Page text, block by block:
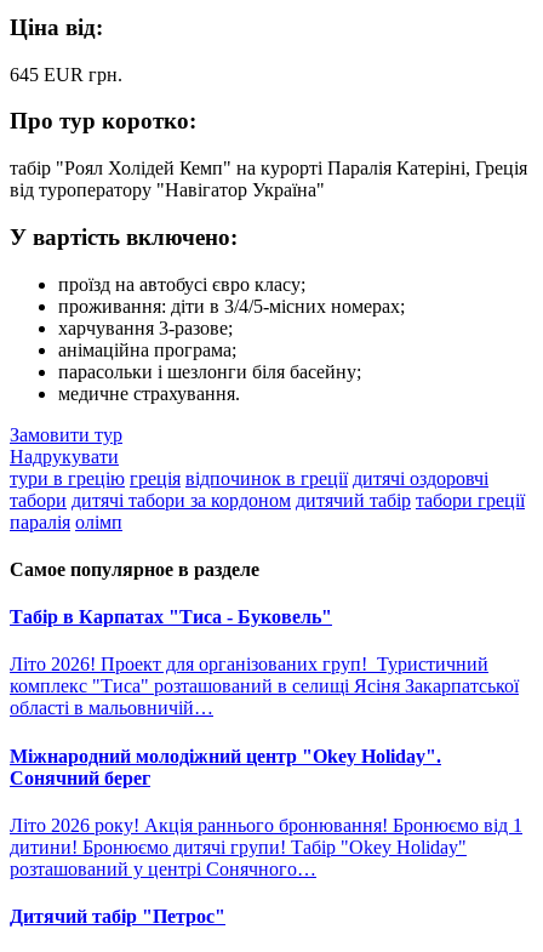
Ціна від:
645 EUR грн.
Про тур коротко:
табір "Роял Холідей Кемп" на курорті Паралія Катеріні, Греція
від туроператору "Навігатор Україна"
У вартість включено:
проїзд на автобусі євро класу;
проживання: діти в 3/4/5-місних номерах;
харчування 3-разове;
анімаційна програма;
парасольки і шезлонги біля басейну;
медичне страхування.
Замовити тур
Надрукувати
тури в грецію греція відпочинок в греції дитячі оздоровчі
табори дитячі табори за кордоном дитячий табір табори греції
паралія олімп
Самое популярное в разделе
Табір в Карпатах "Тиса - Буковель"
Літо 2026! Проект для організованих груп! Туристичний
комплекс "Тиса" розташований в селищі Ясіня Закарпатської
області в мальовничій…
Міжнародний молодіжний центр "Okey Holiday".
Сонячний берег
Літо 2026 року! Акція раннього бронювання! Бронюємо від 1
дитини! Бронюємо дитячі групи! Табір "Okey Holiday"
розташований у центрі Сонячного…
Дитячий табір "Петрос"